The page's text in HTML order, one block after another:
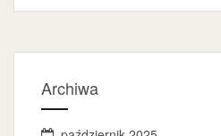
Archiwa